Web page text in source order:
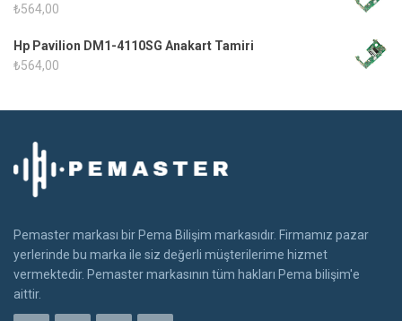
₺564,00
Hp Pavilion DM1-4110SG Anakart Tamiri
₺564,00
Pemaster markası bir Pema Bilişim markasıdır. Firmamız pazar
yerlerinde bu marka ile siz değerli müşterilerime hizmet
vermektedir. Pemaster markasının tüm hakları Pema bilişim'e
aittir.